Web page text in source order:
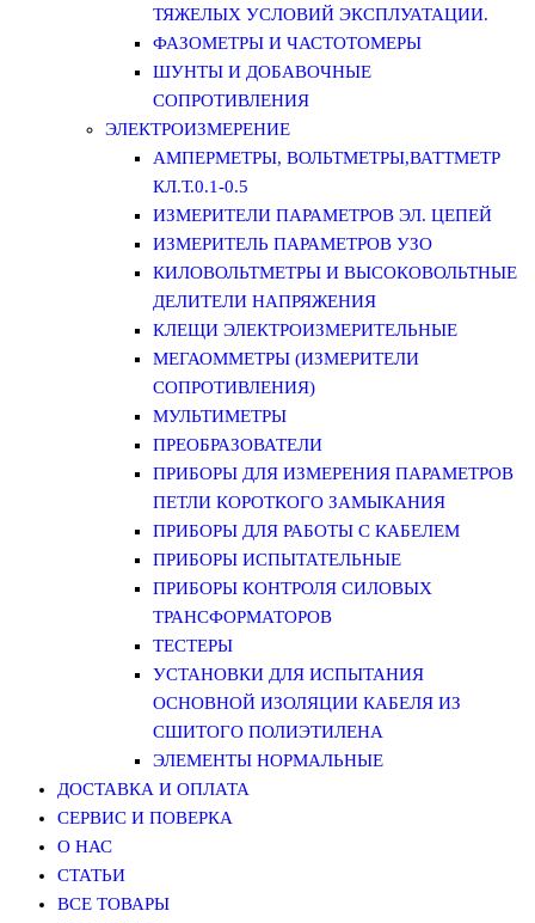
ТЯЖЕЛЫХ УСЛОВИЙ ЭКСПЛУАТАЦИИ.
ФАЗОМЕТРЫ И ЧАСТОТОМЕРЫ
ШУНТЫ И ДОБАВОЧНЫЕ
СОПРОТИВЛЕНИЯ
ЭЛЕКТРОИЗМЕРЕНИЕ
АМПЕРМЕТРЫ, ВОЛЬТМЕТРЫ,ВАТТМЕТР
КЛ.Т.0.1-0.5
ИЗМЕРИТЕЛИ ПАРАМЕТРОВ ЭЛ. ЦЕПЕЙ
ИЗМЕРИТЕЛЬ ПАРАМЕТРОВ УЗО
КИЛОВОЛЬТМЕТРЫ И ВЫСОКОВОЛЬТНЫЕ
ДЕЛИТЕЛИ НАПРЯЖЕНИЯ
КЛЕЩИ ЭЛЕКТРОИЗМЕРИТЕЛЬНЫЕ
МЕГАОММЕТРЫ (ИЗМЕРИТЕЛИ
СОПРОТИВЛЕНИЯ)
МУЛЬТИМЕТРЫ
ПРЕОБРАЗОВАТЕЛИ
ПРИБОРЫ ДЛЯ ИЗМЕРЕНИЯ ПАРАМЕТРОВ
ПЕТЛИ КОРОТКОГО ЗАМЫКАНИЯ
ПРИБОРЫ ДЛЯ РАБОТЫ С КАБЕЛЕМ
ПРИБОРЫ ИСПЫТАТЕЛЬНЫЕ
ПРИБОРЫ КОНТРОЛЯ СИЛОВЫХ
ТРАНСФОРМАТОРОВ
ТЕСТЕРЫ
УСТАНОВКИ ДЛЯ ИСПЫТАНИЯ
ОСНОВНОЙ ИЗОЛЯЦИИ КАБЕЛЯ ИЗ
СШИТОГО ПОЛИЭТИЛЕНА
ЭЛЕМЕНТЫ НОРМАЛЬНЫЕ
ДОСТАВКА И ОПЛАТА
СЕРВИС И ПОВЕРКА
О НАС
СТАТЬИ
ВСЕ ТОВАРЫ